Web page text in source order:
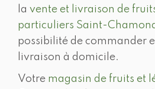
la vente et livraison de
particuliers Saint-
possibilité de commander
livraison à domicile.
Votre magasin de fruits et